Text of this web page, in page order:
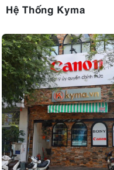
Hệ Thống Kyma